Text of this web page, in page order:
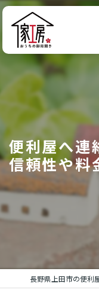
便利屋へ連
信頼性や料